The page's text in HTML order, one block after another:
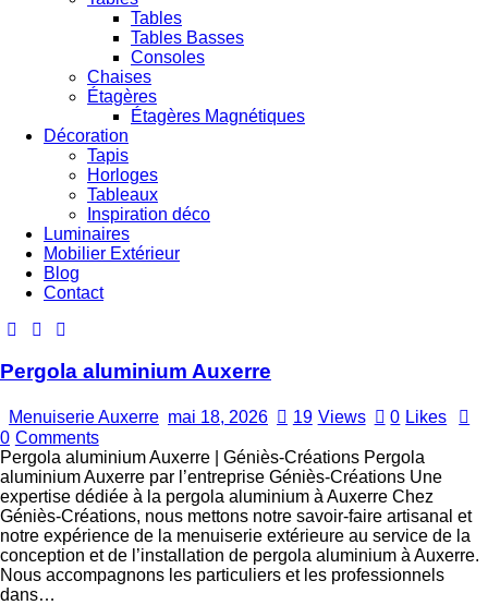
Tables
Tables Basses
Consoles
Chaises
Étagères
Étagères Magnétiques
Décoration
Tapis
Horloges
Tableaux
Inspiration déco
Luminaires
Mobilier Extérieur
Blog
Contact
Pergola aluminium Auxerre
Menuiserie Auxerre mai 18, 2026 19 Views 0 Likes
0 Comments
Pergola aluminium Auxerre | Géniès-Créations Pergola
aluminium Auxerre par l’entreprise Géniès-Créations Une
expertise dédiée à la pergola aluminium à Auxerre Chez
Géniès-Créations, nous mettons notre savoir-faire artisanal et
notre expérience de la menuiserie extérieure au service de la
conception et de l’installation de pergola aluminium à Auxerre.
Nous accompagnons les particuliers et les professionnels
dans…